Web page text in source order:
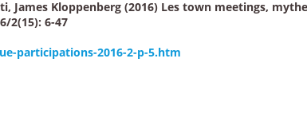
James Kloppenberg (2016) Les town meetings,
2(15): 6-47
participations-2016-2-p-5.htm